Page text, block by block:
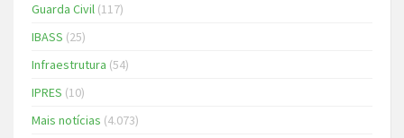
Guarda Civil (117)
IBASS (25)
Infraestrutura (54)
IPRES (10)
Mais notícias (4.073)